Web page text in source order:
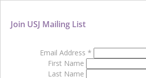
Join USJ Mailing List
Email Address *
First Name
Last Name